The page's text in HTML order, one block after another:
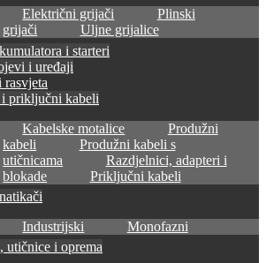
Električni grijači
Plinski
grijači
Uljne grijalice
i starteri
i uređaji
rasvjeta
priključni kabeli
Kabelske motalice
Produžni
kabeli
Produžni kabeli s
utičnicama
Razdjelnici, adapteri i
blokade
Priključni kabeli
Industrijski
Monofazni
utičnice i oprema